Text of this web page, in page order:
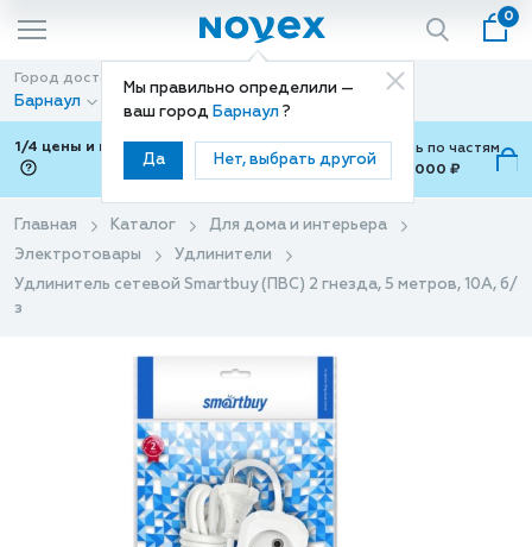
Мы правильно определили —
ваш город Барнаул ?
Да Нет, выбрать другой
0
Город доставки
Барнаул
Способ доставки
Доставка
1/4 цены и покупки ваши с Подели
Можно оплатить по частям
от 700 ₽ до 15,000 ₽
Главная Каталог
Для дома и интерьера
Электротовары
Удлинители
Удлинитель сетевой Smartbuy (ПВС) 2 гнезда, 5 метров, 10А, б/
з